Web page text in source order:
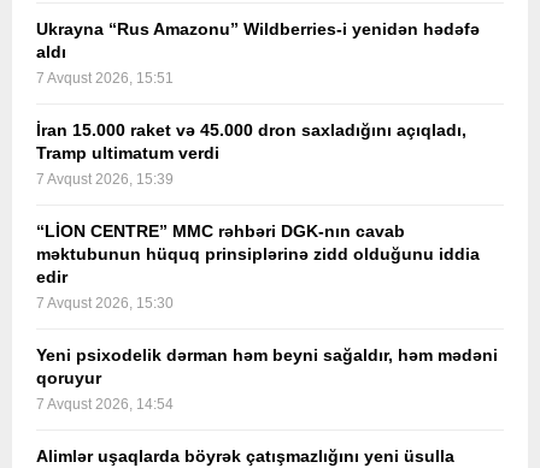
Ukrayna “Rus Amazonu” Wildberries-i yenidən hədəfə
aldı
7 Avqust 2026, 15:51
İran 15.000 raket və 45.000 dron saxladığını açıqladı,
Tramp ultimatum verdi
7 Avqust 2026, 15:39
“LİON CENTRE” MMC rəhbəri DGK-nın cavab
məktubunun hüquq prinsiplərinə zidd olduğunu iddia
edir
7 Avqust 2026, 15:30
Yeni psixodelik dərman həm beyni sağaldır, həm mədəni
qoruyur
7 Avqust 2026, 14:54
Alimlər uşaqlarda böyrək çatışmazlığını yeni üsulla